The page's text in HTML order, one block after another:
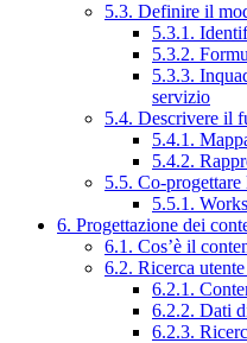
5.3. Definire il
5.3.1.
5.3.2.
5.3.3.
servizio
5.4. Descrivere il
5.4.1.
5.4.2.
5.5. Co-
5.5.1.
6. Progettazione dei
6.1. Cos’è il
6.2. Ricerca
6.2.1.
6.2.2. Dati
6.2.3.